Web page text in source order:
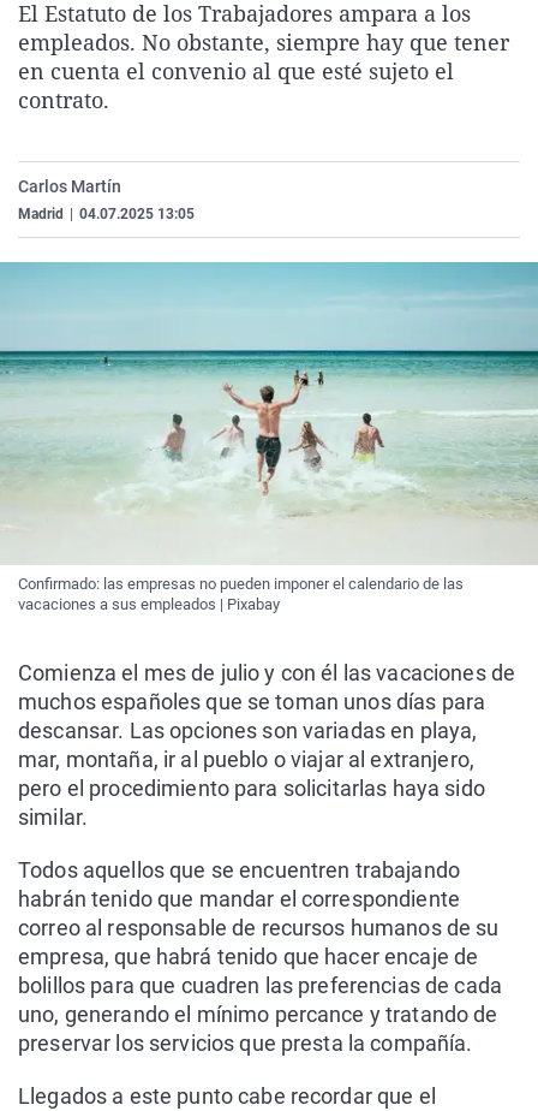
La rosa de los vientos
Gente viajera
Caso
Retornados
Extremadura
Galicia
Virales
Televisión
El Estatuto de los Trabajadores ampara a los
empleados. No obstante, siempre hay que tener
en cuenta el convenio al que esté sujeto el
contrato.
Carlos Martín
Madrid 04.07.2025 13:05
Confirmado: las empresas no pueden imponer el calendario de las
vacaciones a sus empleados | Pixabay
Comienza el mes de julio y con él las vacaciones de
muchos españoles que se toman unos días para
descansar. Las opciones son variadas en playa,
mar, montaña, ir al pueblo o viajar al extranjero,
pero el procedimiento para solicitarlas haya sido
similar.
Todos aquellos que se encuentren trabajando
habrán tenido que mandar el correspondiente
correo al responsable de recursos humanos de su
empresa, que habrá tenido que hacer encaje de
bolillos para que cuadren las preferencias de cada
uno, generando el mínimo percance y tratando de
preservar los servicios que presta la compañía.
Llegados a este punto cabe recordar que el